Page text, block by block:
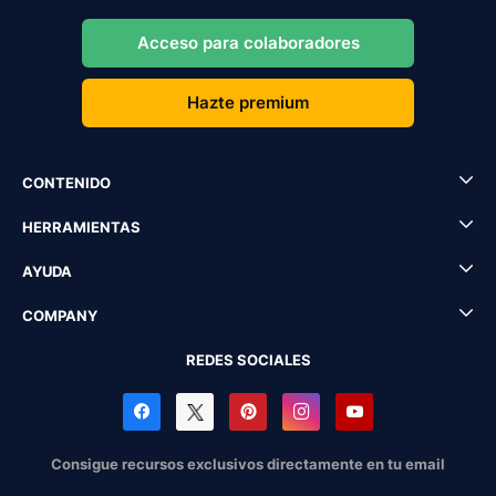
Acceso para colaboradores
Hazte premium
CONTENIDO
HERRAMIENTAS
AYUDA
COMPANY
REDES SOCIALES
Consigue recursos exclusivos directamente en tu email